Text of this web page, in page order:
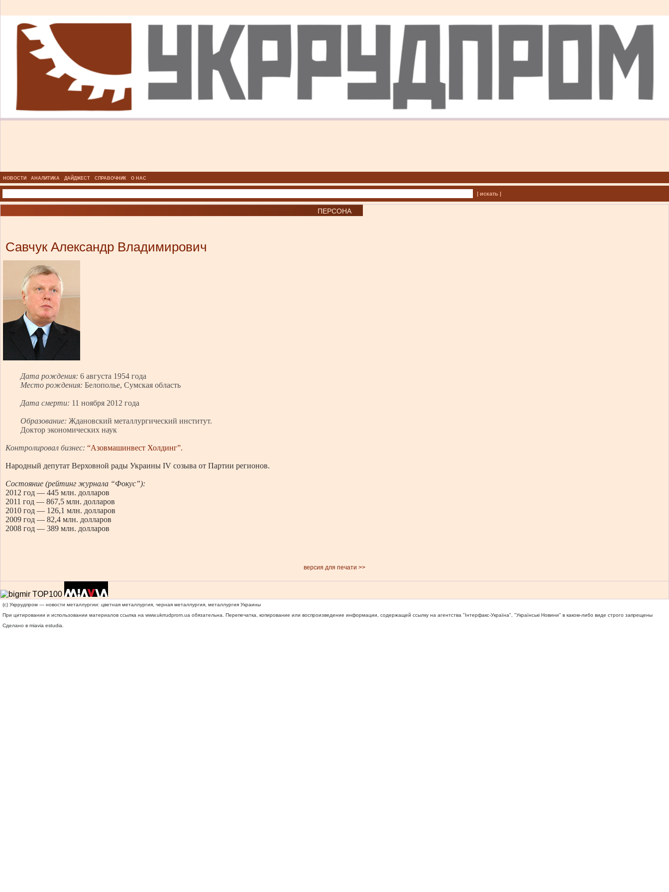
НОВОСТИ АНАЛИТИКА ДАЙДЖЕСТ СПРАВОЧНИК О НАС
| искать |
ПЕРСОНА
Савчук Александр Владимирович
Дата рождения: 6 августа 1954 года
Место рождения: Белополье, Сумская область
Дата смерти: 11 ноября 2012 года
Образование: Ждановский металлургический институт.
Доктор экономических наук
Контролировал бизнес: “Азовмашинвест Холдинг”.
Народный депутат Верховной рады Украины IV созыва от Партии регионов.
Состояние (рейтинг журнала “Фокус”):
2012 год — 445 млн. долларов
2011 год — 867,5 млн. долларов
2010 год — 126,1 млн. долларов
2009 год — 82,4 млн. долларов
2008 год — 389 млн. долларов
версия для печати >>
(c) Укррудпром — новости металлургии: цветная металлургия, черная металлургия, металлургия Украины
При цитировании и использовании материалов ссылка на www.ukrrudprom.ua обязательна. Перепечатка, копирование или воспроизведение информации, содержащей ссылку на агентства "Iнтерфакс-Україна", "Українськi Новини" в каком-либо виде строго запрещены
Сделано в miavia estudia.